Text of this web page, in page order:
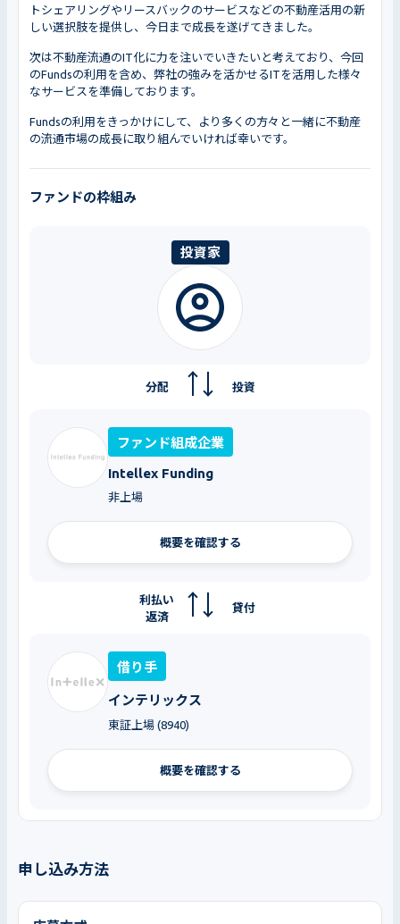
トシェアリングやリースバックのサービスなどの不動産活用の新
しい選択肢を提供し、今日まで成長を遂げてきました。
次は不動産流通のIT化に力を注いでいきたいと考えており、今回
のFundsの利用を含め、弊社の強みを活かせるITを活用した様々
なサービスを準備しております。
Fundsの利用をきっかけにして、より多くの方々と一緒に不動産
の流通市場の成長に取り組んでいければ幸いです。
ファンドの枠組み
投資家
投資
分配
ファンド組成企業
Intellex Funding
非上場
概要を確認する
貸付
利払い
返済
借り手
インテリックス
東証上場 (8940)
概要を確認する
申し込み方法